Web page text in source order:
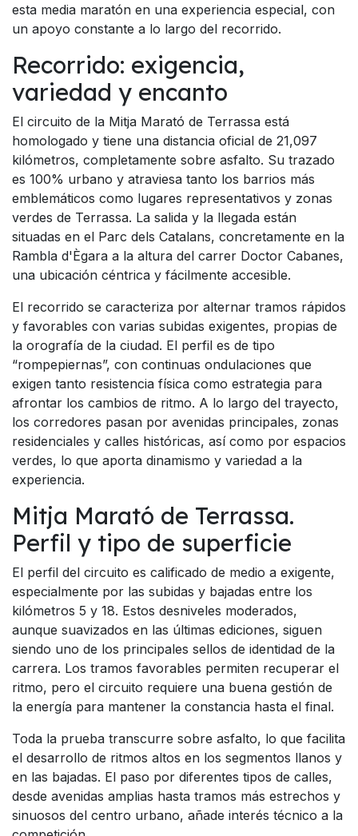
esta media maratón en una experiencia especial, con
un apoyo constante a lo largo del recorrido.
Recorrido: exigencia,
variedad y encanto
El circuito de la Mitja Marató de Terrassa está
homologado y tiene una distancia oficial de 21,097
kilómetros, completamente sobre asfalto. Su trazado
es 100% urbano y atraviesa tanto los barrios más
emblemáticos como lugares representativos y zonas
verdes de Terrassa. La salida y la llegada están
situadas en el Parc dels Catalans, concretamente en la
Rambla d'Ègara a la altura del carrer Doctor Cabanes,
una ubicación céntrica y fácilmente accesible.
El recorrido se caracteriza por alternar tramos rápidos
y favorables con varias subidas exigentes, propias de
la orografía de la ciudad. El perfil es de tipo
“rompepiernas”, con continuas ondulaciones que
exigen tanto resistencia física como estrategia para
afrontar los cambios de ritmo. A lo largo del trayecto,
los corredores pasan por avenidas principales, zonas
residenciales y calles históricas, así como por espacios
verdes, lo que aporta dinamismo y variedad a la
experiencia.
Mitja Marató de Terrassa.
Perfil y tipo de superficie
El perfil del circuito es calificado de medio a exigente,
especialmente por las subidas y bajadas entre los
kilómetros 5 y 18. Estos desniveles moderados,
aunque suavizados en las últimas ediciones, siguen
siendo uno de los principales sellos de identidad de la
carrera. Los tramos favorables permiten recuperar el
ritmo, pero el circuito requiere una buena gestión de
la energía para mantener la constancia hasta el final.
Toda la prueba transcurre sobre asfalto, lo que facilita
el desarrollo de ritmos altos en los segmentos llanos y
en las bajadas. El paso por diferentes tipos de calles,
desde avenidas amplias hasta tramos más estrechos y
sinuosos del centro urbano, añade interés técnico a la